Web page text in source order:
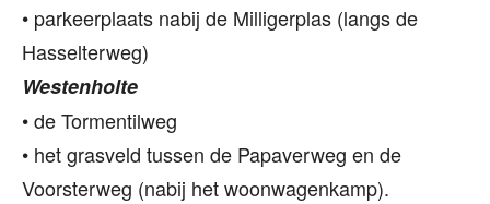
• parkeerplaats nabij de Milligerplas (langs de
Hasselterweg)
Westenholte
• de Tormentilweg
• het grasveld tussen de Papaverweg en de
Voorsterweg (nabij het woonwagenkamp).